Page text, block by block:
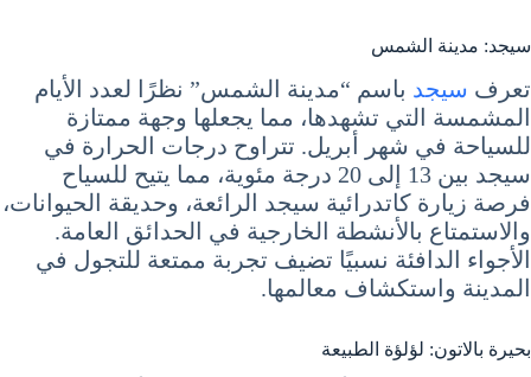
سيجد: مدينة الشمس
تعرف سيجد باسم “مدينة الشمس” نظرًا لعدد الأيام
المشمسة التي تشهدها، مما يجعلها وجهة ممتازة
للسياحة في شهر أبريل. تتراوح درجات الحرارة في
سيجد بين 13 إلى 20 درجة مئوية، مما يتيح للسياح
فرصة زيارة كاتدرائية سيجد الرائعة، وحديقة الحيوانات،
والاستمتاع بالأنشطة الخارجية في الحدائق العامة.
الأجواء الدافئة نسبيًا تضيف تجربة ممتعة للتجول في
المدينة واستكشاف معالمها.
بحيرة بالاتون: لؤلؤة الطبيعة